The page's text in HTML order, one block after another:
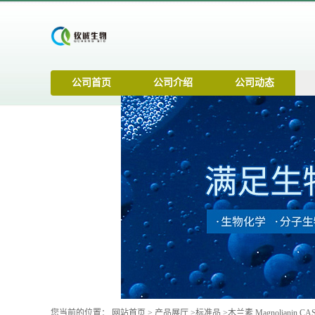
公司首页 公司介绍 公司动态
您当前的位置： 网站首页 > 产品展厅 >标准品 >木兰素 Magnolianin